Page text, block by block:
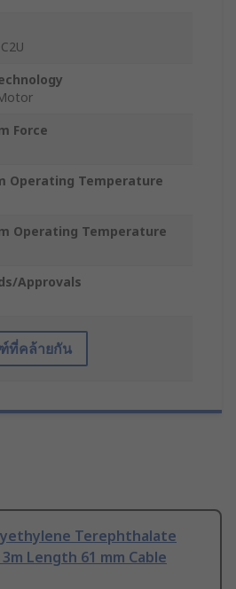
Force
Operating Temperature
Operating Temperature
Approvals
ที่คล้ายกัน
Terephthalate
Length 61 mm Cable